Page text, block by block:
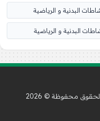
البدنية و الرياضية
البدنية و الرياضية
محفوظة © 2026